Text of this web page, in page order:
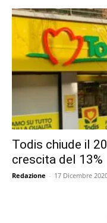
Todis chiude il
crescita del 13%
Redazione - 17 Dicembre